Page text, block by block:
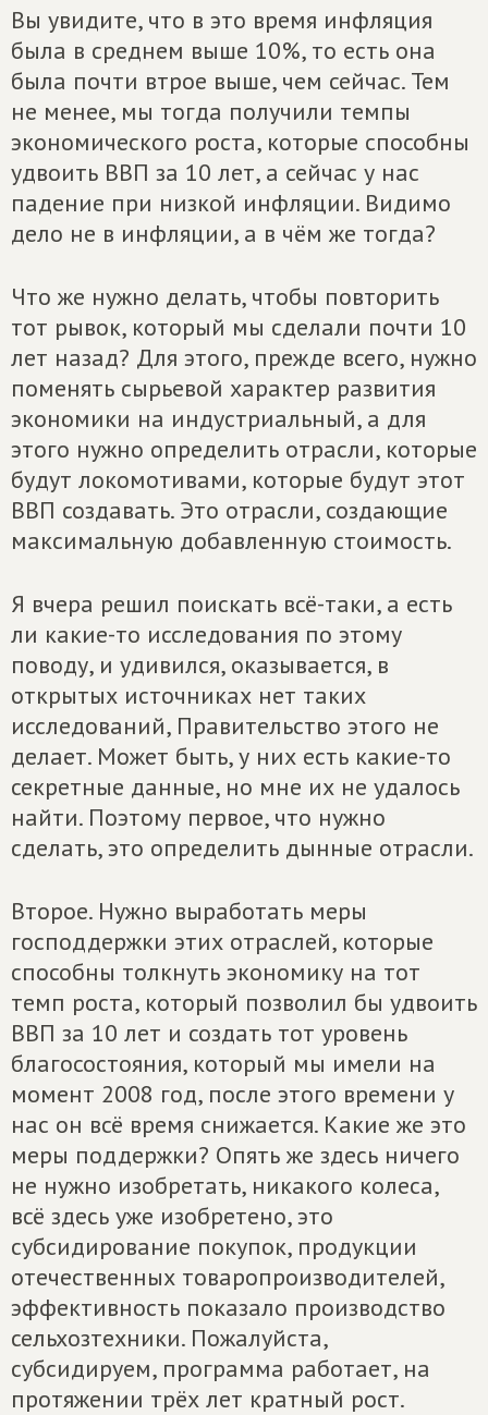
Вы увидите, что в это время инфляция
была в среднем выше 10%, то есть она
была почти втрое выше, чем сейчас. Тем
не менее, мы тогда получили темпы
экономического роста, которые способны
удвоить ВВП за 10 лет, а сейчас у нас
падение при низкой инфляции. Видимо
дело не в инфляции, а в чём же тогда?
Что же нужно делать, чтобы повторить
тот рывок, который мы сделали почти 10
лет назад? Для этого, прежде всего, нужно
поменять сырьевой характер развития
экономики на индустриальный, а для
этого нужно определить отрасли, которые
будут локомотивами, которые будут этот
ВВП создавать. Это отрасли, создающие
максимальную добавленную стоимость.
Я вчера решил поискать всё-таки, а есть
ли какие-то исследования по этому
поводу, и удивился, оказывается, в
открытых источниках нет таких
исследований, Правительство этого не
делает. Может быть, у них есть какие-то
секретные данные, но мне их не удалось
найти. Поэтому первое, что нужно
сделать, это определить дынные отрасли.
Второе. Нужно выработать меры
господдержки этих отраслей, которые
способны толкнуть экономику на тот
темп роста, который позволил бы удвоить
ВВП за 10 лет и создать тот уровень
благосостояния, который мы имели на
момент 2008 год, после этого времени у
нас он всё время снижается. Какие же это
меры поддержки? Опять же здесь ничего
не нужно изобретать, никакого колеса,
всё здесь уже изобретено, это
субсидирование покупок, продукции
отечественных товаропроизводителей,
эффективность показало производство
сельхозтехники. Пожалуйста,
субсидируем, программа работает, на
протяжении трёх лет кратный рост.